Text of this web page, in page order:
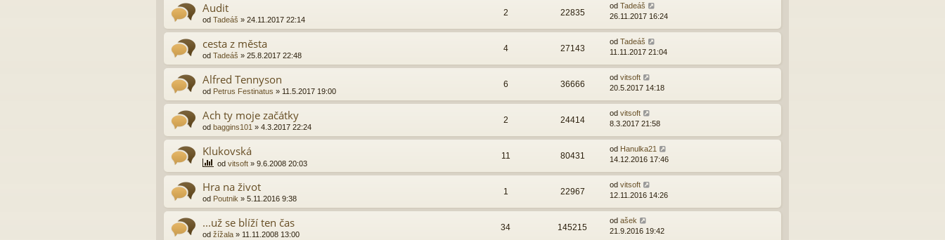
Audit
od Tadeáš » 24.11.2017 22:14
2 22835
od Tadeáš
26.11.2017 16:24
cesta z města
od Tadeáš » 25.8.2017 22:48
4 27143
od Tadeáš
11.11.2017 21:04
Alfred Tennyson
od Petrus Festinatus » 11.5.2017 19:00
6 36666
od vitsoft
20.5.2017 14:18
Ach ty moje začátky
od baggins101 » 4.3.2017 22:24
2 24414
od vitsoft
8.3.2017 21:58
Klukovská
od vitsoft » 9.6.2008 20:03
11 80431
od Hanulka21
14.12.2016 17:46
Hra na život
od Poutnik » 5.11.2016 9:38
1 22967
od vitsoft
12.11.2016 14:26
...už se blíží ten čas
od žížala » 11.11.2008 13:00
34 145215
od ašek
21.9.2016 19:42